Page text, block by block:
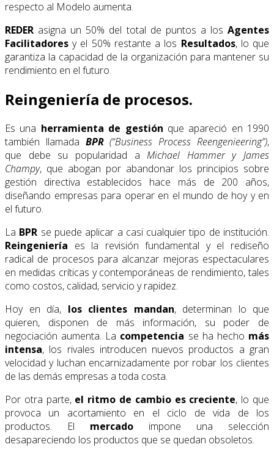
respecto al Modelo aumenta.
REDER asigna un 50% del total de puntos a los Agentes
Facilitadores y el 50% restante a los Resultados, lo que
garantiza la capacidad de la organización para mantener su
rendimiento en el futuro.
Reingeniería de procesos.
Es una herramienta de gestión que apareció en 1990
también llamada BPR(“Business Process Reengenieering”),
que debe su popularidad aMichael Hammer y James
Champy, que abogan por abandonar los principios sobre
gestión directiva establecidos hace más de 200 años,
diseñando empresas para operar en el mundo de hoy y en
el futuro.
La BPR se puede aplicar a casi cualquier tipo de institución.
Reingeniería es la revisión fundamental y el rediseño
radical de procesos para alcanzar mejoras espectaculares
en medidas críticas y contemporáneas de rendimiento, tales
como costos, calidad, servicio y rapidez.
Hoy en día, los clientes mandan, determinan lo que
quieren, disponen de más información, su poder de
negociación aumenta. La competencia se ha hecho más
intensa, los rivales introducen nuevos productos a gran
velocidad y luchan encarnizadamente por robar los clientes
de las demás empresas a toda costa.
Por otra parte, el ritmo de cambio es creciente, lo que
provoca un acortamiento en el ciclo de vida de los
productos. El mercado impone una selección
desapareciendo los productos que se quedan obsoletos.